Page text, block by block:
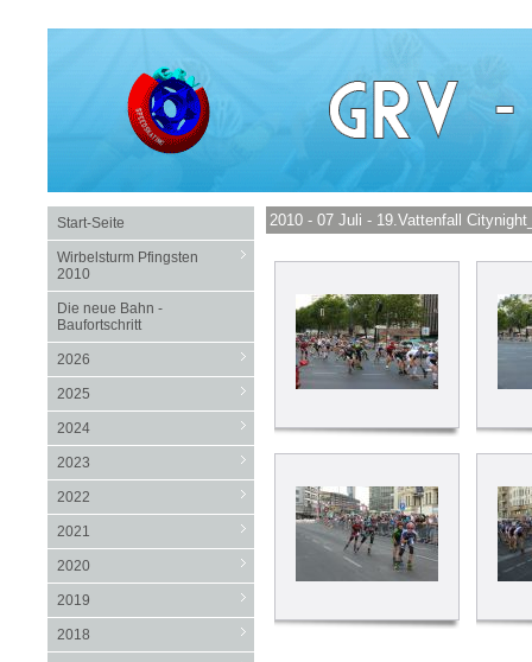
Start-Seite
Wirbelsturm Pfingsten
2010
Die neue Bahn -
Baufortschritt
2026
2025
2024
2023
2022
2021
2020
2019
2018
2010 - 07 Juli - 19.Vattenfall